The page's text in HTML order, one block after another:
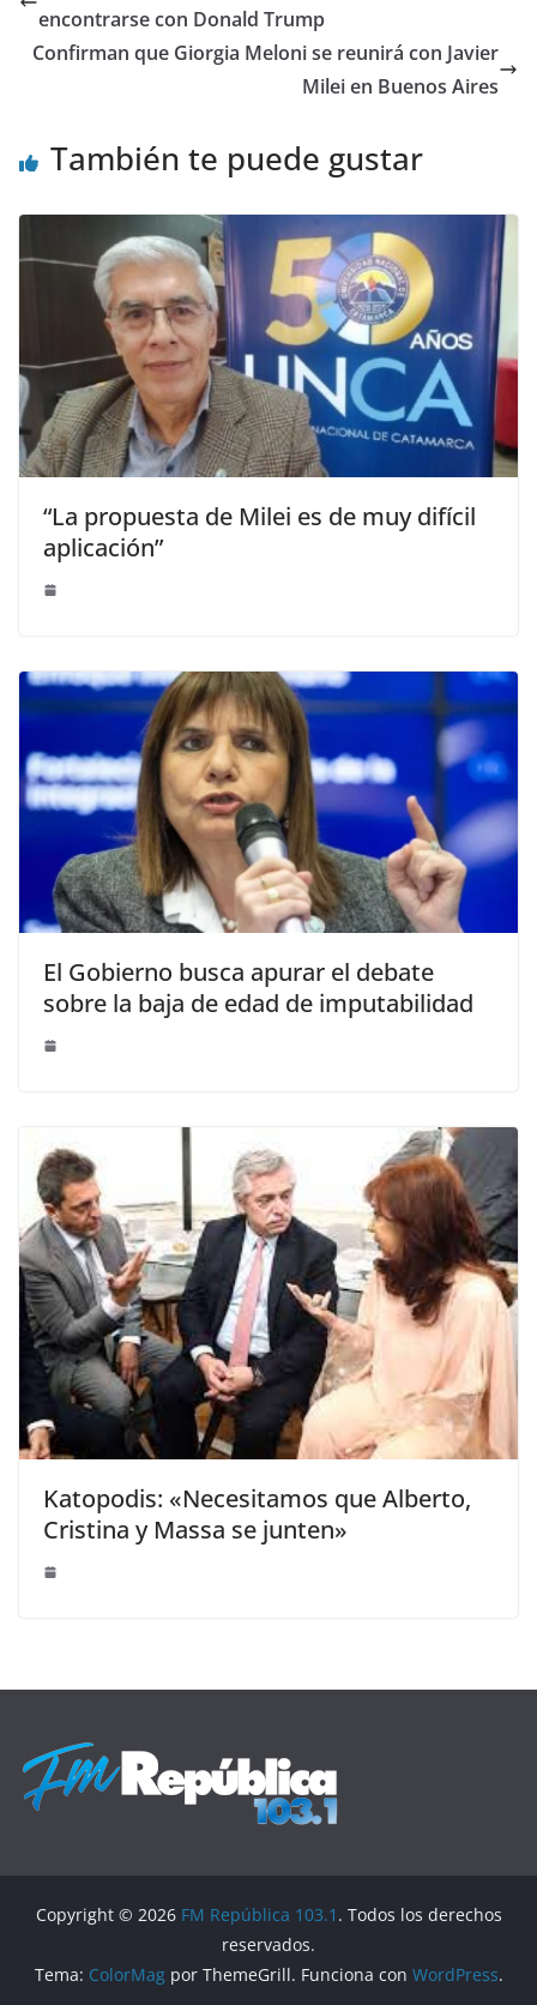
encontrarse con Donald Trump
Confirman que Giorgia Meloni se reunirá con Javier
Milei en Buenos Aires
También te puede gustar
“La propuesta de Milei es de muy difícil
aplicación”
El Gobierno busca apurar el debate
sobre la baja de edad de imputabilidad
Katopodis: «Necesitamos que Alberto,
Cristina y Massa se junten»
Copyright © 2026 FM República 103.1 . Todos los derechos
reservados.
Tema: ColorMagpor ThemeGrill. Funciona con WordPress.